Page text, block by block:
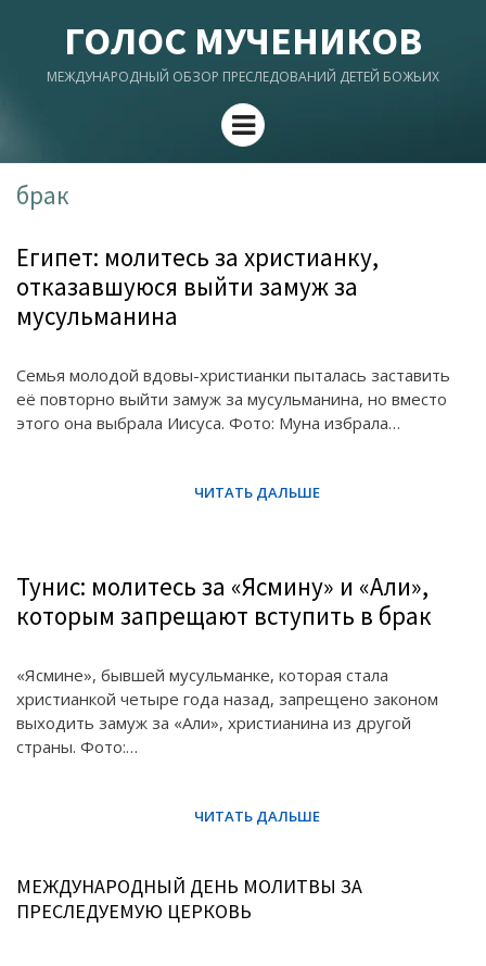
ГОЛОС МУЧЕНИКОВ
МЕЖДУНАРОДНЫЙ ОБЗОР ПРЕСЛЕДОВАНИЙ ДЕТЕЙ БОЖЬИХ
Menu
брак
Египет: молитесь за христианку,
отказавшуюся выйти замуж за
мусульманина
Семья молодой вдовы-христианки пыталась заставить
её повторно выйти замуж за мусульманина, но вместо
этого она выбрала Иисуса. Фото: Муна избрала…
Тунис: молитесь за «Ясмину» и «Али»,
которым запрещают вступить в брак
«Ясмине», бывшей мусульманке, которая стала
христианкой четыре года назад, запрещено законом
выходить замуж за «Али», христианина из другой
страны. Фото:…
МЕЖДУНАРОДНЫЙ ДЕНЬ МОЛИТВЫ ЗА
ПРЕСЛЕДУЕМУЮ ЦЕРКОВЬ